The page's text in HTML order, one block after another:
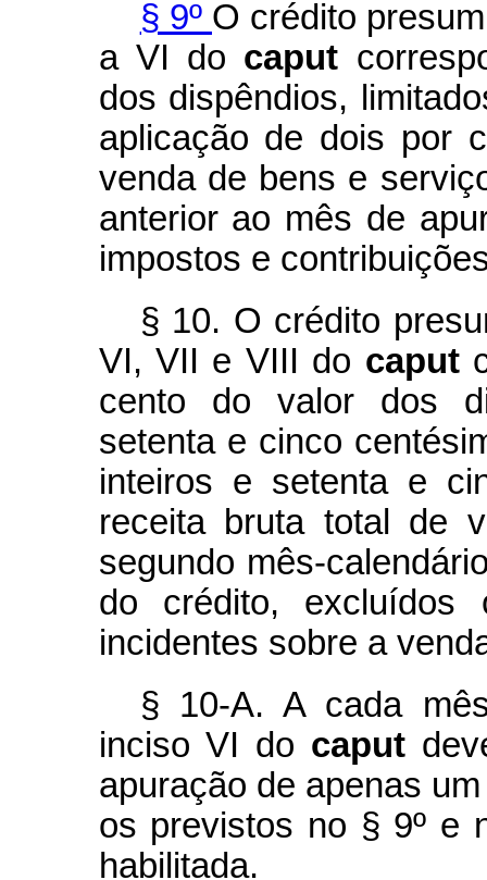
§ 9º O crédito
a VI do caput
dos dispêndios,
aplicação de dois por
venda de bens e
anterior ao mês de
impostos e
§ 10. O crédito
VI, VII e VIII do caput
cento do valor dos
setenta e cinco
inteiros e setenta e
receita bruta total de
segundo mês-
do crédito, excluídos
incidentes sobre a
§ 10-A. A cada
inciso VI do caput
apuração de apenas
os previstos no § 9º e
habilitada.